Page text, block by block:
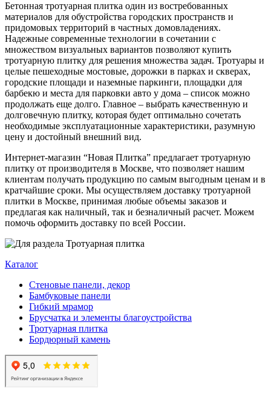
Бетонная тротуарная плитка один из востребованных
материалов для обустройства городских пространств и
придомовых территорий в частных домовладениях.
Надежные современные технологии в сочетании с
множеством визуальных вариантов позволяют купить
тротуарную плитку для решения множества задач. Тротуары и
целые пешеходные мостовые, дорожки в парках и скверах,
городские площади и наземные паркинги, площадки для
барбекю и места для парковки авто у дома – список можно
продолжать еще долго. Главное – выбрать качественную и
долговечную плитку, которая будет оптимально сочетать
необходимые эксплуатационные характеристики, разумную
цену и достойный внешний вид.
Интернет-магазин “Новая Плитка” предлагает тротуарную
плитку от производителя в Москве, что позволяет нашим
клиентам получать продукцию по самым выгодным ценам и в
кратчайшие сроки. Мы осуществляем доставку тротуарной
плитки в Москве, принимая любые объемы заказов и
предлагая как наличный, так и безналичный расчет. Можем
помочь оформить доставку по всей России.
Каталог
Стеновые панели, декор
Бамбуковые панели
Гибкий мрамор
Брусчатка и элементы благоустройства
Тротуарная плитка
Бордюрный камень